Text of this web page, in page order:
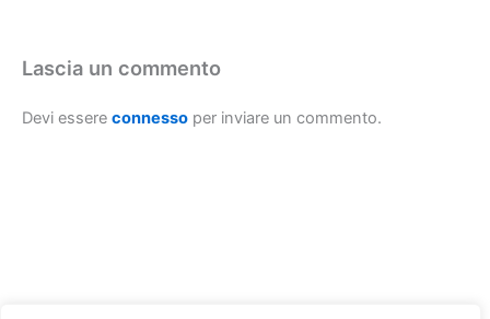
Lascia un commento
Devi essere connesso per inviare un commento.